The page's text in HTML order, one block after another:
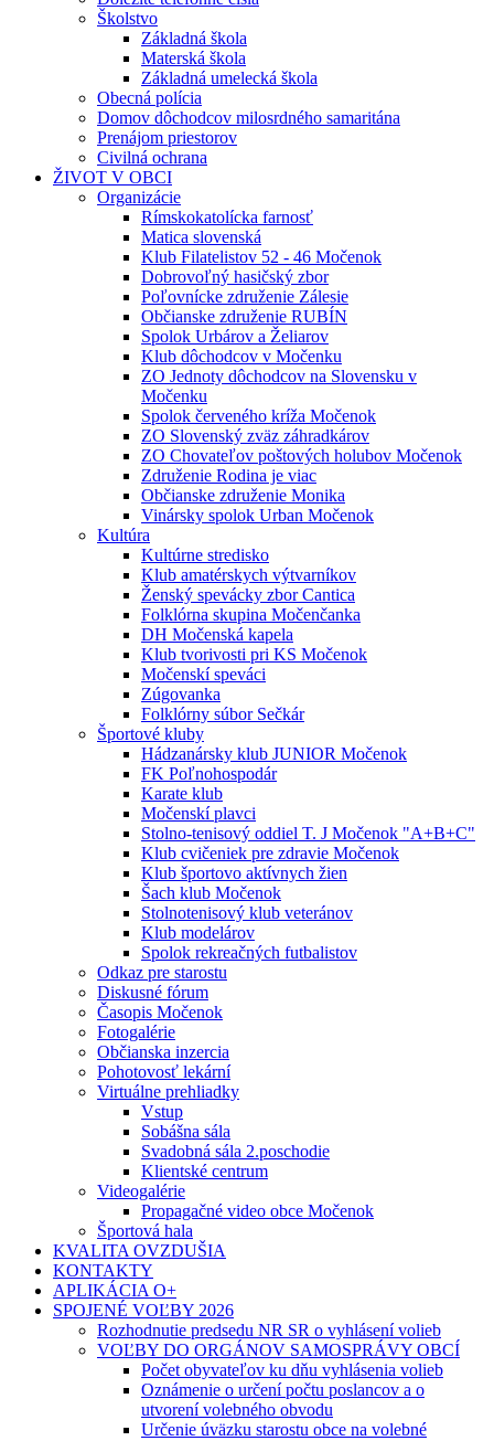
Školstvo
Základná škola
Materská škola
Základná umelecká škola
Obecná polícia
Domov dôchodcov milosrdného samaritána
Prenájom priestorov
Civilná ochrana
ŽIVOT V OBCI
Organizácie
Rímskokatolícka farnosť
Matica slovenská
Klub Filatelistov 52 - 46 Močenok
Dobrovoľný hasičský zbor
Poľovnícke združenie Zálesie
Občianske združenie RUBÍN
Spolok Urbárov a Želiarov
Klub dôchodcov v Močenku
ZO Jednoty dôchodcov na Slovensku v
Močenku
Spolok červeného kríža Močenok
ZO Slovenský zväz záhradkárov
ZO Chovateľov poštových holubov Močenok
Združenie Rodina je viac
Občianske združenie Monika
Vinársky spolok Urban Močenok
Kultúra
Kultúrne stredisko
Klub amatérskych výtvarníkov
Ženský spevácky zbor Cantica
Folklórna skupina Močenčanka
DH Močenská kapela
Klub tvorivosti pri KS Močenok
Močenskí speváci
Zúgovanka
Folklórny súbor Sečkár
Športové kluby
Hádzanársky klub JUNIOR Močenok
FK Poľnohospodár
Karate klub
Močenskí plavci
Stolno-tenisový oddiel T. J Močenok "A+B+C"
Klub cvičeniek pre zdravie Močenok
Klub športovo aktívnych žien
Šach klub Močenok
Stolnotenisový klub veteránov
Klub modelárov
Spolok rekreačných futbalistov
Odkaz pre starostu
Diskusné fórum
Časopis Močenok
Fotogalérie
Občianska inzercia
Pohotovosť lekární
Virtuálne prehliadky
Vstup
Sobášna sála
Svadobná sála 2.poschodie
Klientské centrum
Videogalérie
Propagačné video obce Močenok
Športová hala
KVALITA OVZDUŠIA
KONTAKTY
APLIKÁCIA O+
SPOJENÉ VOĽBY 2026
Rozhodnutie predsedu NR SR o vyhlásení volieb
VOĽBY DO ORGÁNOV SAMOSPRÁVY OBCÍ
Počet obyvateľov ku dňu vyhlásenia volieb
Oznámenie o určení počtu poslancov a o
utvorení volebného obvodu
Určenie úväzku starostu obce na volebné